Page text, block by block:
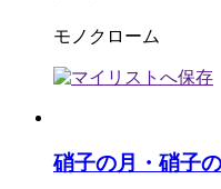
モノクローム
硝子の月・硝子